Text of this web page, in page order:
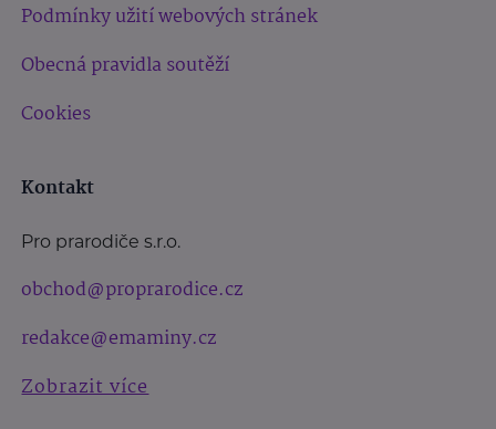
Podmínky užití webových stránek
Obecná pravidla soutěží
Cookies
Kontakt
Pro prarodiče s.r.o.
obchod@proprarodice.cz
redakce@emaminy.cz
Zobrazit více